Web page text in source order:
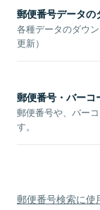
郵便番号データの
各種データのダウ
更新）
郵便番号・バーコ
郵便番号や、バー
す。
郵便番号検索に使